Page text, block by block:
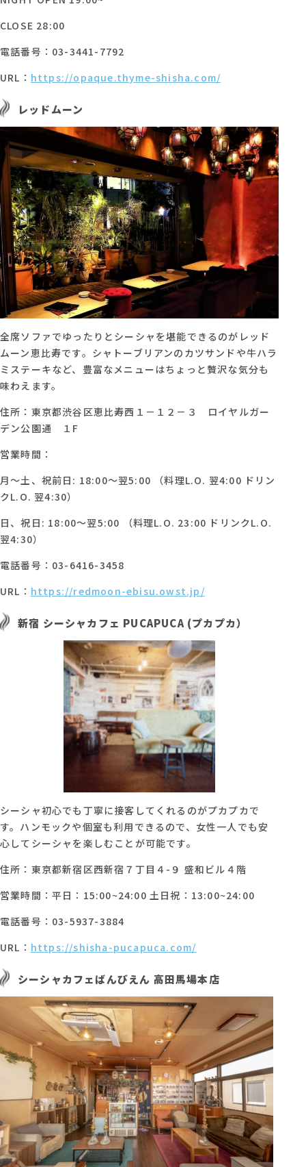
CLOSE 28:00
電話番号：03-3441-7792
URL： https://opaque.thyme-shisha.com/
レッドムーン
全席ソファでゆったりとシーシャを堪能できるのがレッド
ムーン恵比寿です。シャトーブリアンのカツサンドや牛ハラ
ミステーキなど、豊富なメニューはちょっと贅沢な気分も
味わえます。
住所：東京都渋谷区恵比寿西１－１２－３ ロイヤルガー
デン公園通 １F
営業時間：
月～土、祝前日: 18:00～翌5:00 （料理L.O. 翌4:00 ドリン
クL.O. 翌4:30）
日、祝日: 18:00～翌5:00 （料理L.O. 23:00 ドリンクL.O.
翌4:30）
電話番号：03-6416-3458
URL： https://redmoon-ebisu.owst.jp/
新宿 シーシャカフェ PUCAPUCA (プカプカ）
シーシャ初心でも丁寧に接客してくれるのがプカプカで
す。ハンモックや個室も利用できるので、女性一人でも安
心してシーシャを楽しむことが可能です。
住所：東京都新宿区西新宿７丁目４-９ 盛和ビル４階
営業時間：平日：15:00~24:00 土日祝：13:00~24:00
電話番号：03-5937-3884
URL： https://shisha-pucapuca.com/
シーシャカフェばんびえん 高田馬場本店